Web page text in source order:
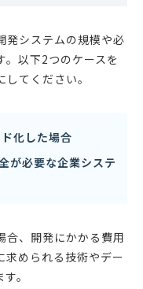
発システムの規模や必
。以下2つのケースを
てください。
化した場合
が必要な企業システ
合、開発にかかる費用
求められる技術やデー
。